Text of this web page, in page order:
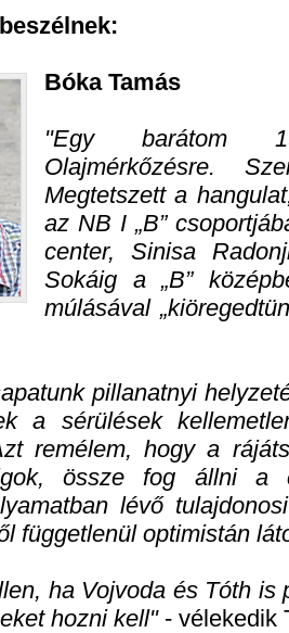
Bóka Tamás
Egy barátom
Olajmérkőzésre.
Megtetszett a
az NB I „B”
center, Sinisa
Sokáig a „B”
múlásával
pillanatnyi
a sérülések
remélem, hogy a
össze fog állni a
lévő
függetlenül optimistán
ha Vojvoda és Tóth is
hozni kell - vélekedik